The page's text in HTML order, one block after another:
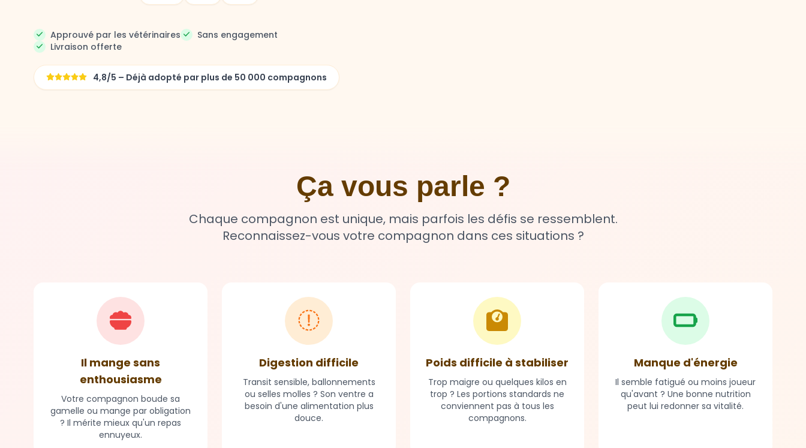
Approuvé par les vétérinaires
Sans engagement
Livraison offerte
4,8/5 – Déjà adopté par plus de 50 000 compagnons
Ça vous parle ?
Chaque compagnon est unique, mais parfois les défis se ressemblent.
Reconnaissez-vous votre compagnon dans ces situations ?
Il mange sans
enthousiasme
Votre compagnon boude sa
gamelle ou mange par obligation
? Il mérite mieux qu'un repas
ennuyeux.
Digestion difficile
Transit sensible, ballonnements
ou selles molles ? Son ventre a
besoin d'une alimentation plus
douce.
Poids difficile à stabiliser
Trop maigre ou quelques kilos en
trop ? Les portions standards ne
conviennent pas à tous les
compagnons.
Manque d'énergie
Il semble fatigué ou moins joueur
qu'avant ? Une bonne nutrition
peut lui redonner sa vitalité.